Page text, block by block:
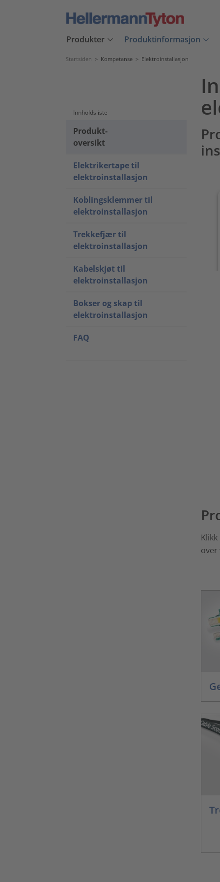
Produkter Produktinformasjon
Startsiden > Kompetanse > Elektroinstallasjon
Innholdsliste
Produkt-
oversikt
Elektrikertape til
elektroinstallasjon
Koblingsklemmer til
elektroinstallasjon
Trekkefjær til
elektroinstallasjon
Kabelskjøt til
elektroinstallasjon
Bokser og skap til
elektroinstallasjon
FAQ